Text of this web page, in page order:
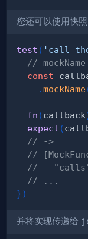
您还可以使用快照
test ( 'call
//
const
.mockName
fn (callback
expect (
// ->
//
//
// ...
})
并将实现传递给